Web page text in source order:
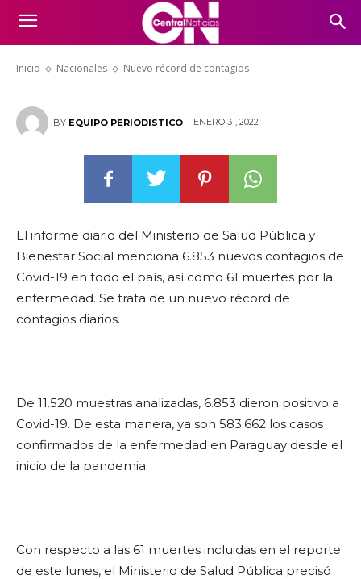
Inicio Nacionales Nuevo récord de contagios
Nuevo récord de contagios
BY EQUIPO PERIODISTICO ENERO 31, 2022
El informe diario del Ministerio de Salud Pública y
Bienestar Social menciona 6.853 nuevos contagios de
Covid-19 en todo el país, así como 61 muertes por la
enfermedad. Se trata de un nuevo récord de
contagios diarios.
De 11.520 muestras analizadas, 6.853 dieron positivo a
Covid-19. De esta manera, ya son 583.662 los casos
confirmados de la enfermedad en Paraguay desde el
inicio de la pandemia.
Con respecto a las 61 muertes incluidas en el reporte
de este lunes, el Ministerio de Salud Pública precisó